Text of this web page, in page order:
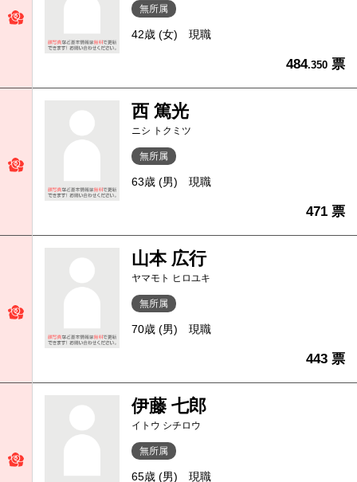
無所属
42歳 (女) 現職
484.350 票
西 篤光
ニシ トクミツ
無所属
63歳 (男) 現職
471 票
山本 広行
ヤマモト ヒロユキ
無所属
70歳 (男) 現職
443 票
伊藤 七郎
イトウ シチロウ
無所属
65歳 (男) 現職